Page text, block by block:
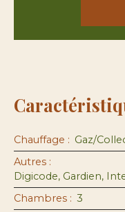
Chauffage : Gaz/
Autres :
Chambres : 3